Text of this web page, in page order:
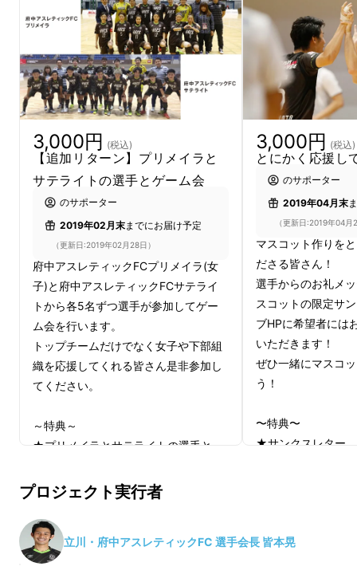
コットとともに立川と府中をもっともっと盛り
上げていきたいです。
私たち立川・府中アスレティックFCは昨シー
ズンまで府中市を活動拠点にしていました。
今シーズンよりホームアリーナが府中市立総合
体育館から、立川市のアリーナ立川立飛に変更
となりました。これまで府中を中心に10年以上
活動を続けてきましたが、立川エリアでの認知
度やファン作りにはまだまだ課題があると感じ
ています。
そこで公式マスコットを作ることでより親しみ
3,000円 (税込)
【追加リターン】プリメイラと
サテライトの選手とゲーム会
のサポーター
2019年02月末までにお届け予定
（更新日:2019年02月28日）
府中アスレティックFCプリメイラ(女
子)と府中アスレティックFCサテライ
トから各5名ずつ選手が参加してゲー
ム会を行います。
トップチームだけでなく女子や下部組
織を応援してくれる皆さん是非参加し
てください。
～特典～
★プリメイラとサテライトの選手と
日時：2019/2/2(土)
場所：府中スポーツガーデン（東京都
府中市押立町１丁目３２ー５）
*参加選手については調整中です。
3,000円 (税込)
とにかく応援し
のサポーター
2019年04月末
（更新日:2019年04月
マスコット作りを
ださる皆さん！
選手からのお礼メ
スコットの限定サ
ブHPに希望者には
いただきます！
ぜひ一緒にマスコ
う！
〜特典〜
★サンクスレター
プロジェクト実行者
立川・府中アスレティックFC 選手会長 皆本晃